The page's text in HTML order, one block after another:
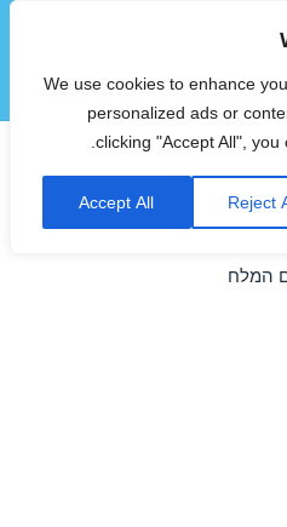
We use cookies to enhance
personalized ads or
clicking "Accept All",
Reject
Accept All
תפריטים
ווידג'טים
גנים – ים
המלח